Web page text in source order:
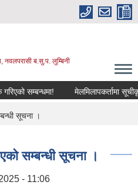
नवलपरासी ब.सु.प. लुम्बिनी
सम्बन्धमा! मेलमिलापकर्तामा
सूचना ।
सम्बन्धी सूचना ।
- 11:06